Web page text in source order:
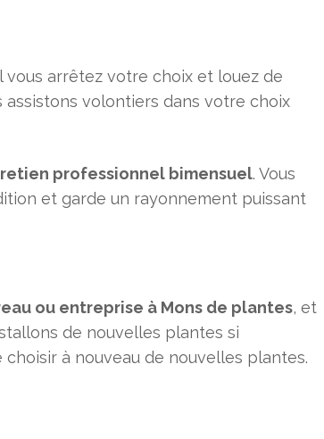
vous arrêtez votre choix et louez de
assistons volontiers dans votre choix
professionnel bimensuel. Vous
et garde un rayonnement puissant
ou entreprise à Mons de plantes, et
de nouvelles plantes si
à nouveau de nouvelles plantes.